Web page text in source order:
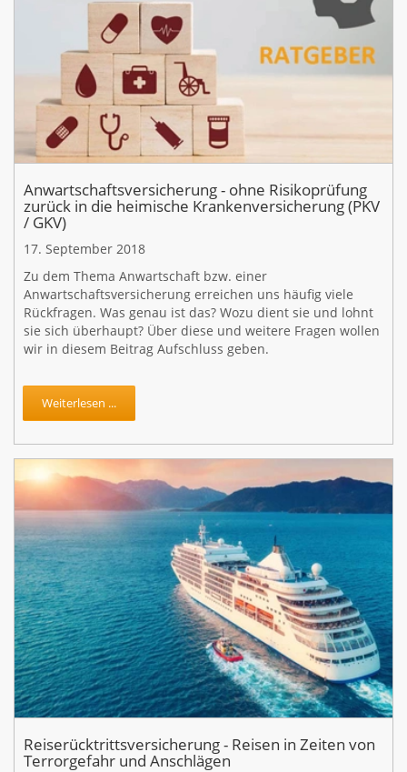
Anwartschaftsversicherung - ohne Risikoprüfung
zurück in die heimische Krankenversicherung (PKV
/ GKV)
17. September 2018
Zu dem Thema Anwartschaft bzw. einer
Anwartschaftsversicherung erreichen uns häufig viele
Rückfragen. Was genau ist das? Wozu dient sie und lohnt
sie sich überhaupt? Über diese und weitere Fragen wollen
wir in diesem Beitrag Aufschluss geben.
Weiterlesen ...
Reiserücktrittsversicherung - Reisen in Zeiten von
Terrorgefahr und Anschlägen